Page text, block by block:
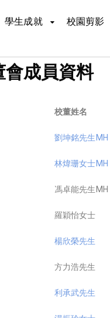
學生成就 校園剪影
會成員資料
校董姓名
劉坤銘先生MH
林煒珊女士MH
馮卓能先生MH
羅穎怡女士
楊欣榮先生
方力浩先生
利承武先生